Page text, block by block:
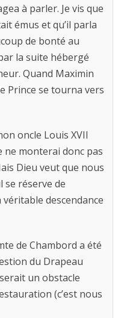
à parler. Je vis que
émus et qu’il parla
de bonté au
la suite hébergé
Quand Maximin
Prince se tourna vers
oncle Louis XVII
ne monterai donc pas
Dieu veut que nous
se réserve de
descendance
de Chambord a été
du Drapeau
un obstacle
(c’est nous